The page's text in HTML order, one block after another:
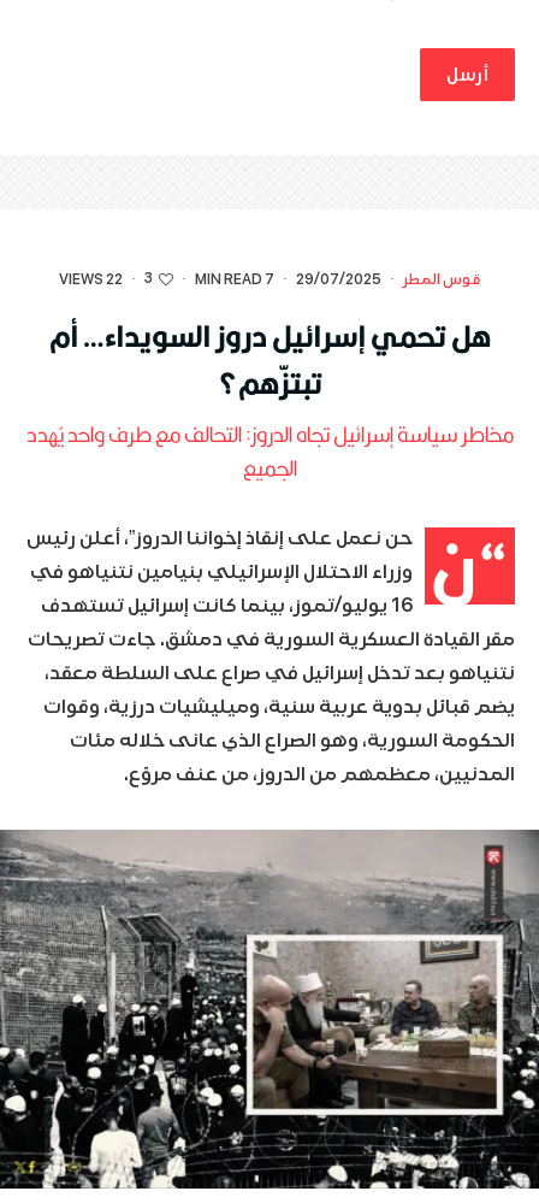
قوس المطر ·
29/07/2025
·
7 MIN READ
·
3
·
22 VIEWS
هل تحمي إسرائيل دروز السويداء… أم
تبتزّهم؟
مخاطر سياسة إسرائيل تجاه الدروز: التحالف مع طرف واحد يُهدد
الجميع
“ن
حن نعمل على إنقاذ إخواننا الدروز”، أعلن رئيس
وزراء الاحتلال الإسرائيلي بنيامين نتنياهو في
16 يوليو/تموز، بينما كانت إسرائيل تستهدف
مقر القيادة العسكرية السورية في دمشق. جاءت تصريحات
نتنياهو بعد تدخل إسرائيل في صراع على السلطة معقد،
يضم قبائل بدوية عربية سنية، وميليشيات درزية، وقوات
الحكومة السورية، وهو الصراع الذي عانى خلاله مئات
المدنيين، معظمهم من الدروز، من عنف مروّع.